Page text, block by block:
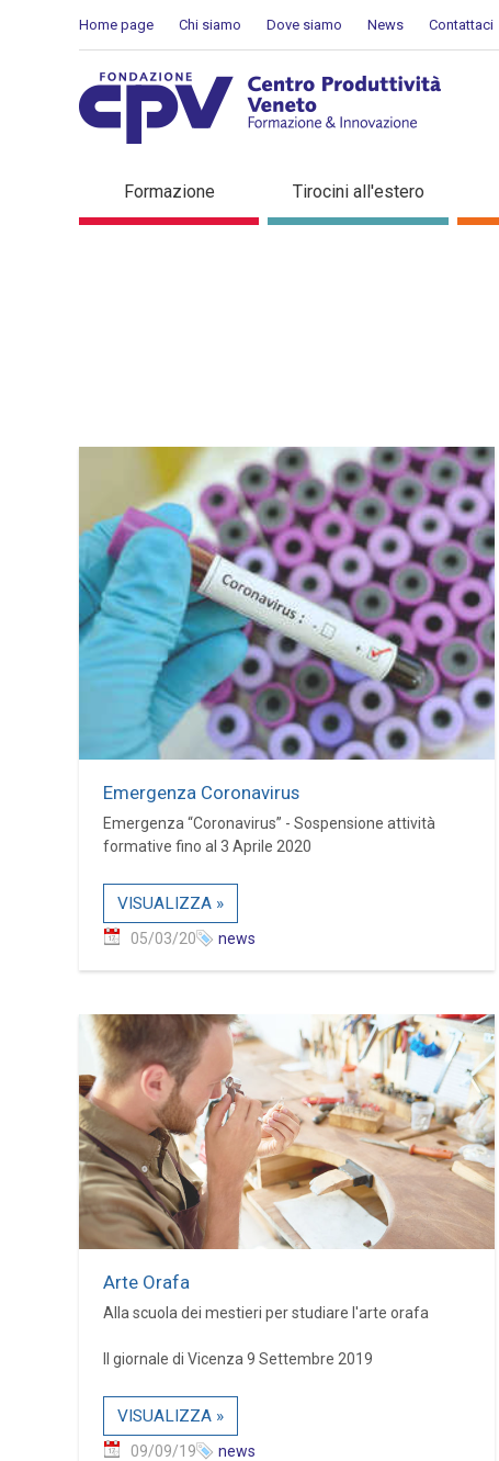
Home page Chi siamo Dove siamo News Contattaci
Dettaglio in evidenza
Formazione Tirocini all'estero
Emergenza Coronavirus
Emergenza “Coronavirus” - Sospensione attività
formative fino al 3 Aprile 2020
VISUALIZZA »
05/03/20 news
Arte Orafa
Alla scuola dei mestieri per studiare l'arte orafa
Il giornale di Vicenza 9 Settembre 2019
VISUALIZZA »
09/09/19 news